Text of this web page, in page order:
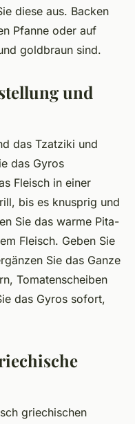
diese aus. Backen
Pfanne oder auf
goldbraun sind.
und
das Tzatziki und
das Gyros
Fleisch in einer
bis es knusprig und
Sie das warme Pita-
Fleisch. Geben Sie
Sie das Ganze
Tomatenscheiben
das Gyros sofort,
griechischen